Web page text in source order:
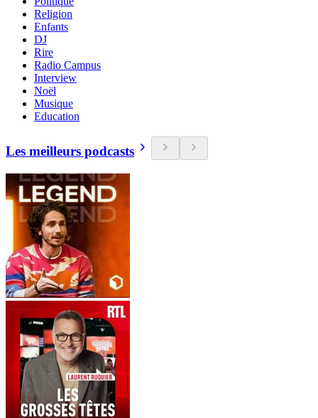
Religion
Enfants
DJ
Rire
Radio Campus
Interview
Noël
Musique
Education
Les meilleurs podcasts